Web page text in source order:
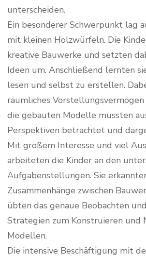
unterscheiden.
Ein besonderer Schwerpunkt lag
mit kleinen Holzwürfeln. Die
kreative Bauwerke und setzten
Ideen um. Anschließend lernten
lesen und selbst zu erstellen.
räumliches
die gebauten Modelle mussten
Perspektiven betrachtet und
Mit großem Interesse und viel
arbeiteten die Kinder an den
Aufgabenstellungen. Sie
Zusammenhänge zwischen
übten das genaue Beobachten
Strategien zum Konstruieren und
Modellen.
Die intensive Beschäftigung mit